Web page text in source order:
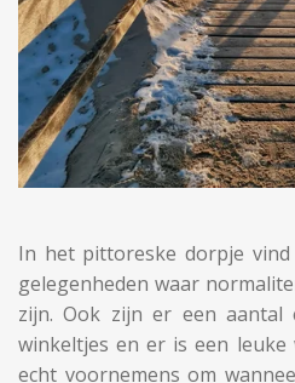
In het pittoreske dorpje
gelegenheden waar
zijn. Ook zijn er een aantal
winkeltjes en er is een
echt voornemens om